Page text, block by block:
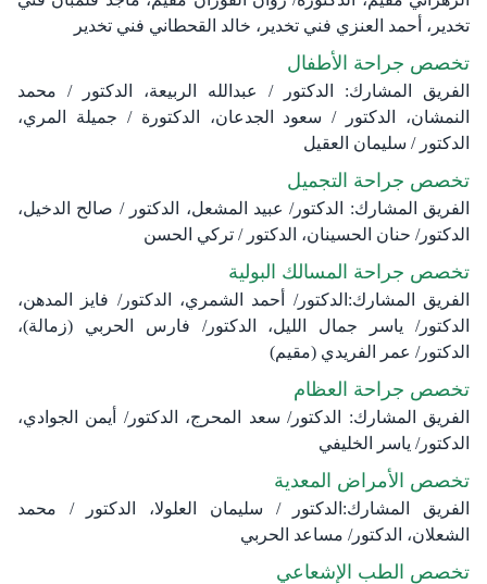
تخدير، أحمد العنزي فني تخدير، خالد القحطاني فني تخدير
تخصص جراحة الأطفال
الفريق المشارك: الدكتور / عبدالله الربيعة، الدكتور / محمد
النمشان، الدكتور / سعود الجدعان، الدكتورة / جميلة المري،
الدكتور / سليمان العقيل
تخصص جراحة التجميل
الفريق المشارك: الدكتور/ عبيد المشعل، الدكتور / صالح الدخيل،
الدكتور/ حنان الحسينان، الدكتور / تركي الحسن
تخصص جراحة المسالك البولية
الفريق المشارك:الدكتور/ أحمد الشمري، الدكتور/ فايز المدهن،
الدكتور/ ياسر جمال الليل، الدكتور/ فارس الحربي (زمالة)،
الدكتور/ عمر الفريدي (مقيم)
تخصص جراحة العظام
الفريق المشارك: الدكتور/ سعد المحرج، الدكتور/ أيمن الجوادي،
الدكتور/ ياسر الخليفي
تخصص الأمراض المعدية
الفريق المشارك:الدكتور / سليمان العلولا، الدكتور / محمد
الشعلان، الدكتور/ مساعد الحربي
تخصص الطب الإشعاعي